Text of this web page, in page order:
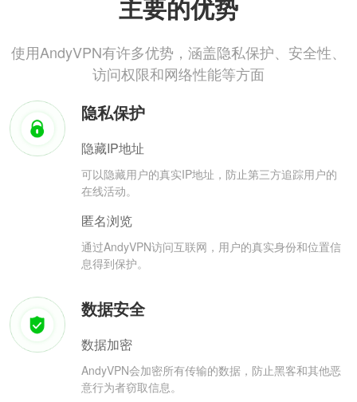
主要的优势
使用AndyVPN有许多优势，涵盖隐私保护、安全性、
访问权限和网络性能等方面
隐私保护
隐藏IP地址
可以隐藏用户的真实IP地址，防止第三方追踪用户的
在线活动。
匿名浏览
通过AndyVPN访问互联网，用户的真实身份和位置信
息得到保护。
数据安全
数据加密
AndyVPN会加密所有传输的数据，防止黑客和其他恶
意行为者窃取信息。